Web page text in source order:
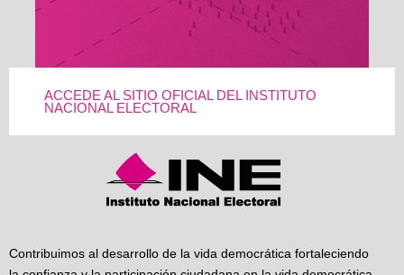
ACCEDE AL SITIO OFICIAL DEL INSTITUTO
NACIONAL ELECTORAL
Contribuimos al desarrollo de la vida democrática fortaleciendo